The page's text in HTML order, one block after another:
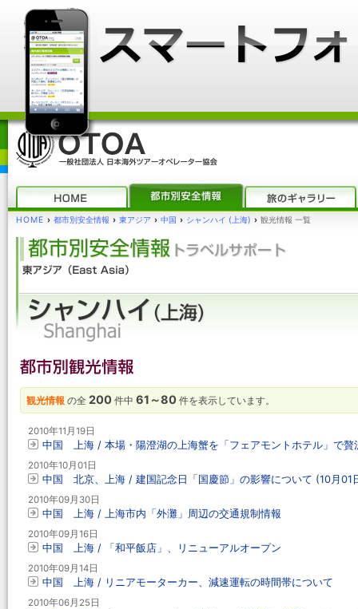
HOME › 都市別安全情報 › 東アジア › 中国 › シャンハイ (上海) › 観光情報 一覧
観光情報 の全 200 件中 61～80 件を表示しています。
2010年11月19日
中国 上海 / 本場・陽澄湖の上海蟹を「フェアモントホテル」で贅
2010年10月01日
中国 北京、上海 / 建国記念日「国慶節」の影響について (10月01
2010年09月30日
中国 上海 / 上海市内「外灘」周辺の交通規制情報
2010年09月16日
中国 上海 / 「和平飯店」、リニューアルオープン
2010年09月14日
中国 上海 / リニアモーターカー、減速運転の時間帯について
2010年06月25日